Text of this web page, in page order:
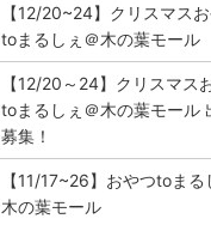
【12/20~24】クリスマス
toまるしぇ＠木の葉モール
【12/20～24】クリスマス
toまるしぇ＠木の葉モール
募集！
【11/17~26】おやつtoまる
木の葉モール